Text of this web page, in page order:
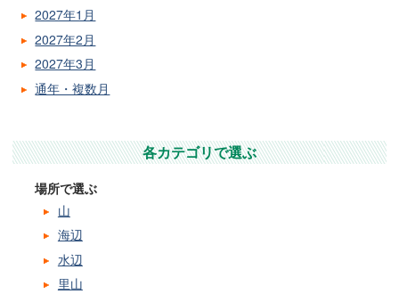
2027年1月
2027年2月
2027年3月
通年・複数月
各カテゴリで選ぶ
場所で選ぶ
山
海辺
水辺
里山